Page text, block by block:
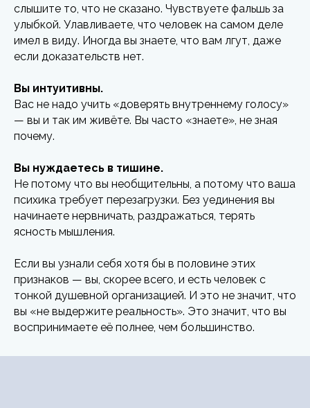
слышите то, что не сказано. Чувствуете фальшь за
улыбкой. Улавливаете, что человек на самом деле
имел в виду. Иногда вы знаете, что вам лгут, даже
если доказательств нет.
Вы интуитивны.
Вас не надо учить «доверять внутреннему голосу»
— вы и так им живёте. Вы часто «знаете», не зная
почему.
Вы нуждаетесь в тишине.
Не потому что вы необщительны, а потому что ваша
психика требует перезагрузки. Без уединения вы
начинаете нервничать, раздражаться, терять
ясность мышления.
Если вы узнали себя хотя бы в половине этих
признаков — вы, скорее всего, и есть человек с
тонкой душевной организацией. И это не значит, что
вы «не выдержите реальность». Это значит, что вы
воспринимаете её полнее, чем большинство.